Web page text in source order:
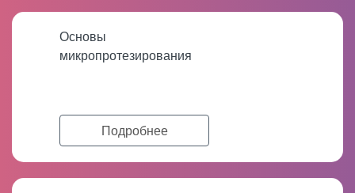
Основы
микропротезирования
Подробнее